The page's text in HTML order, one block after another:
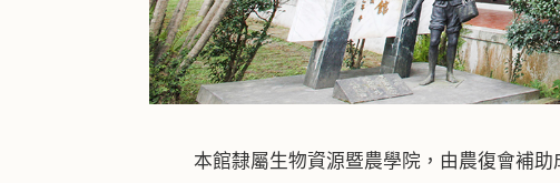
本館隸屬生物資源暨農學院，由農復會補助